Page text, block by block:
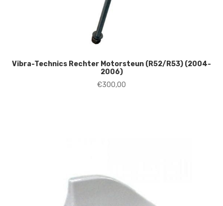
Vibra-Technics Rechter Motorsteun (R52/R53) (2004-
2006)
€300,00